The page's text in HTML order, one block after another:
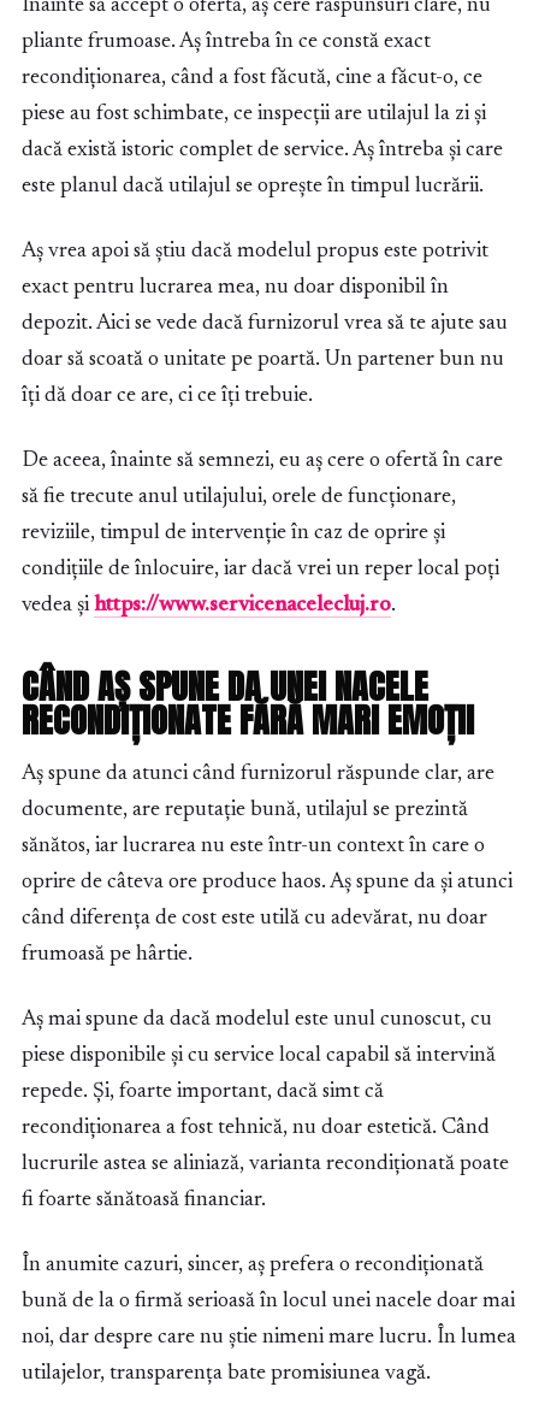
Înainte să accept o ofertă, aș cere răspunsuri clare, nu
pliante frumoase. Aș întreba în ce constă exact
recondiționarea, când a fost făcută, cine a făcut-o, ce
piese au fost schimbate, ce inspecții are utilajul la zi și
dacă există istoric complet de service. Aș întreba și care
este planul dacă utilajul se oprește în timpul lucrării.
Aș vrea apoi să știu dacă modelul propus este potrivit
exact pentru lucrarea mea, nu doar disponibil în
depozit. Aici se vede dacă furnizorul vrea să te ajute sau
doar să scoată o unitate pe poartă. Un partener bun nu
îți dă doar ce are, ci ce îți trebuie.
De aceea, înainte să semnezi, eu aș cere o ofertă în care
să fie trecute anul utilajului, orele de funcționare,
reviziile, timpul de intervenție în caz de oprire și
condițiile de înlocuire, iar dacă vrei un reper local poți
vedea și https://www.servicenacelecluj.ro.
CÂND AȘ SPUNE DA UNEI NACELE
RECONDIȚIONATE FĂRĂ MARI EMOȚII
Aș spune da atunci când furnizorul răspunde clar, are
documente, are reputație bună, utilajul se prezintă
sănătos, iar lucrarea nu este într-un context în care o
oprire de câteva ore produce haos. Aș spune da și atunci
când diferența de cost este utilă cu adevărat, nu doar
frumoasă pe hârtie.
Aș mai spune da dacă modelul este unul cunoscut, cu
piese disponibile și cu service local capabil să intervină
repede. Și, foarte important, dacă simt că
recondiționarea a fost tehnică, nu doar estetică. Când
lucrurile astea se aliniază, varianta recondiționată poate
fi foarte sănătoasă financiar.
În anumite cazuri, sincer, aș prefera o recondiționată
bună de la o firmă serioasă în locul unei nacele doar mai
noi, dar despre care nu știe nimeni mare lucru. În lumea
utilajelor, transparența bate promisiunea vagă.